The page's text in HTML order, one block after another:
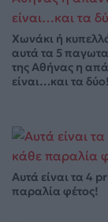
Χωνάκι ή
αυτά τα 5
της Αθήνας η
είναι…και τα δύο!
Αυτά είναι τα 4
παραλία φέτος!